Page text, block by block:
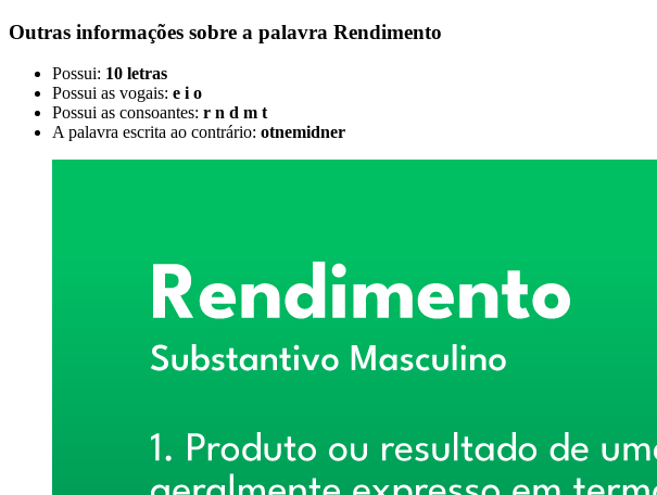
Outras informações sobre a palavra Rendimento
Possui: 10 letras
Possui as vogais: e i o
Possui as consoantes: r n d m t
A palavra escrita ao contrário: otnemidner